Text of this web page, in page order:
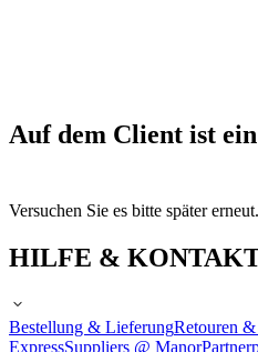
Auf dem Client ist
Versuchen Sie es bitte später erneut.
HILFE &
Bestellung & LieferungRetouren
ExpressSuppliers @ Manor